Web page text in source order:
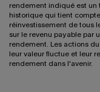
rendement indiqué est un
historique qui tient
réinvestissement de tous
sur le revenu payable par
rendement. Les actions
leur valeur fluctue et leur
rendement dans l'avenir.